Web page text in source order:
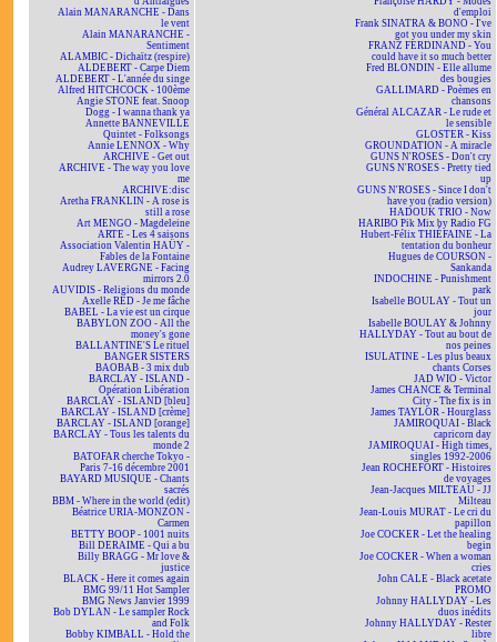
Alain MANARANCHE - Dans
le vent
Alain MANARANCHE -
Sentiment
ALAMBIC - Dichaïtz (respire)
ALDEBERT - Carpe Diem
ALDEBERT - L'année du singe
Alfred HITCHCOCK - 100ème
Angie STONE feat. Snoop
Dogg - I wanna thank ya
Annette BANNEVILLE
Quintet - Folksongs
Annie LENNOX - Why
ARCHIVE - Get out
ARCHIVE - The way you love
me
ARCHIVE:disc
Aretha FRANKLIN - A rose is
still a rose
Art MENGO - Magdeleine
ARTE - Les 4 saisons
Association Valentin HAÜY -
Fables de la Fontaine
Audrey LAVERGNE - Facing
mirrors 2.0
AUVIDIS - Religions du monde
Axelle RED - Je me fâche
BABEL - La vie est un cirque
BABYLON ZOO - All the
money's gone
BALLANTINE'S Le rituel
BANGER SISTERS
BAOBAB - 3 mix dub
BARCLAY - ISLAND -
Opération Libération
BARCLAY - ISLAND [bleu]
BARCLAY - ISLAND [crème]
BARCLAY - ISLAND [orange]
BARCLAY - Tous les talents du
monde 2
BATOFAR cherche Tokyo -
Paris 7-16 décembre 2001
BAYARD MUSIQUE - Chants
sacrés
BBM - Where in the world (edit)
Béatrice URIA-MONZON -
Carmen
BETTY BOOP - 1001 nuits
Bill DERAIME - Qui a bu
Billy BRAGG - Mr love &
justice
BLACK - Here it comes again
BMG 99/11 Hot Sampler
BMG News Janvier 1999
Bob DYLAN - Le sampler Rock
and Folk
Bobby KIMBALL - Hold the
d'emploi
Frank SINATRA & BONO - I've
got you under my skin
FRANZ FERDINAND - You
could have it so much better
Fred BLONDIN - Elle allume
des bougies
GALLIMARD - Poèmes en
chansons
Général ALCAZAR - Le rude et
le sensible
GLOSTER - Kiss
GROUNDATION - A miracle
GUNS N'ROSES - Don't cry
GUNS N'ROSES - Pretty tied
up
GUNS N'ROSES - Since I don't
have you (radio version)
HADOUK TRIO - Now
HARIBO Pik Mix by Radio FG
Hubert-Félix THIÉFAINE - La
tentation du bonheur
Hugues de COURSON -
Sankanda
INDOCHINE - Punishment
park
Isabelle BOULAY - Tout un
jour
Isabelle BOULAY & Johnny
HALLYDAY - Tout au bout de
nos peines
ISULATINE - Les plus beaux
chants Corses
JAD WIO - Victor
James CHANCE & Terminal
City - The fix is in
James TAYLOR - Hourglass
JAMIROQUAI - Black
capricorn day
JAMIROQUAI - High times,
singles 1992-2006
Jean ROCHEFORT - Histoires
de voyages
Jean-Jacques MILTEAU - JJ
Milteau
Jean-Louis MURAT - Le cri du
papillon
Joe COCKER - Let the healing
begin
Joe COCKER - When a woman
cries
John CALE - Black acetate
PROMO
Johnny HALLYDAY - Les
duos inédits
Johnny HALLYDAY - Rester
libre